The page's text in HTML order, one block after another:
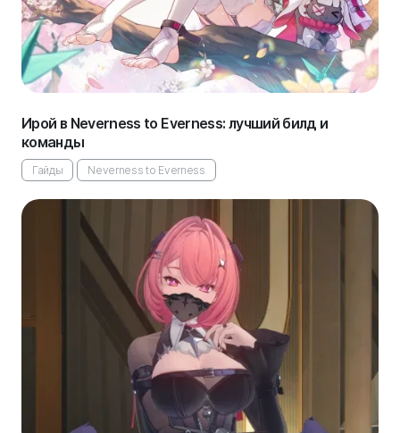
Ирой в Neverness to Everness: лучший билд и
команды
Гайды Neverness to Everness